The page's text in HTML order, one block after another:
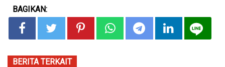
BAGIKAN:
BERITA TERKAIT